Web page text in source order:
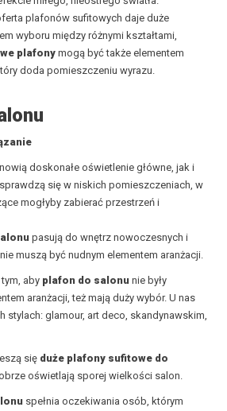
plafonów sufitowych daje duże
wyboru między różnymi kształtami,
plafonymogą być także elementem
doda pomieszczeniu wyrazu.
doskonałe oświetlenie główne, jak i
się w niskich pomieszczeniach, w
mogłyby zabierać przestrzeń i
pasują do wnętrz nowoczesnych i
muszą być nudnym elementem aranżacji.
aby plafon do salonunie były
aranżacji, też mają duży wybór. U nas
stylach: glamour, art deco, skandynawskim,
się duże plafony sufitowe do
oświetlają sporej wielkości salon.
spełnia oczekiwania osób, którym